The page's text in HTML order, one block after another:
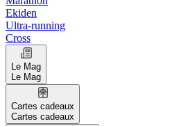
Ekiden
Ultra-running
Cross
Le Mag
Le Mag
Cartes cadeaux
Cartes cadeaux